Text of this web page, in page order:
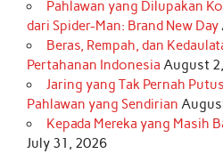
Pahlawan yang Dilupakan
dari Spider-Man: Brand New Day
Beras, Rempah, dan
Pertahanan Indonesia August
Jaring yang Tak Pernah
Pahlawan yang Sendirian
Kepada Mereka yang Masih
July 31, 2026